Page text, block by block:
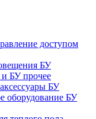
доступом
БУ
и БУ прочее
БУ
оборудование БУ